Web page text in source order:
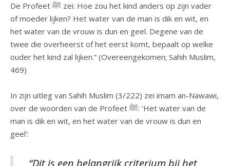
De Profeet ﷺ zei: Hoe zou het kind anders op zijn vader
of moeder lijken? Het water van de man is dik en wit, en
het water van de vrouw is dun en geel. Degene van de
twee die overheerst of het eerst komt, bepaalt op welke
ouder het kind zal lijken.” (Overeengekomen; Sahih Muslim,
469)
In zijn uitleg van Sahih Muslim (3/222) zei imam an-Nawawi,
over de woorden van de Profeet ﷺ: ‘Het water van de
man is dik en wit, en het water van de vrouw is dun en
geel’:
“Dit is een belangrijk criterium bij het